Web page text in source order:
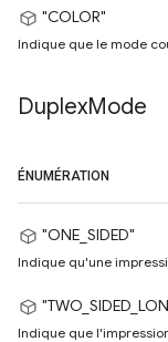
"COLOR"
Indique que le mode
DuplexMode
ÉNUMÉRATION
"ONE_SIDED"
Indique qu'une
Indique que